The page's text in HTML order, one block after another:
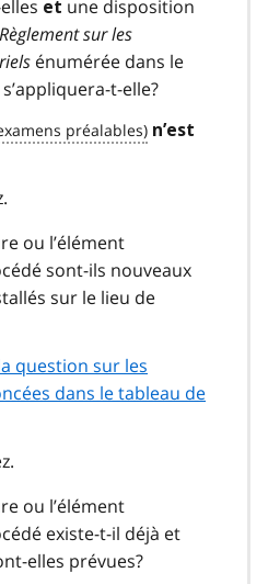
et une disposition
Règlement sur les
énumérée dans le
t-elle?
n’est
ou l’élément
sont-ils nouveaux
sur le lieu de
question sur les
dans le tableau de
ou l’élément
existe-t-il déjà et
elles prévues?